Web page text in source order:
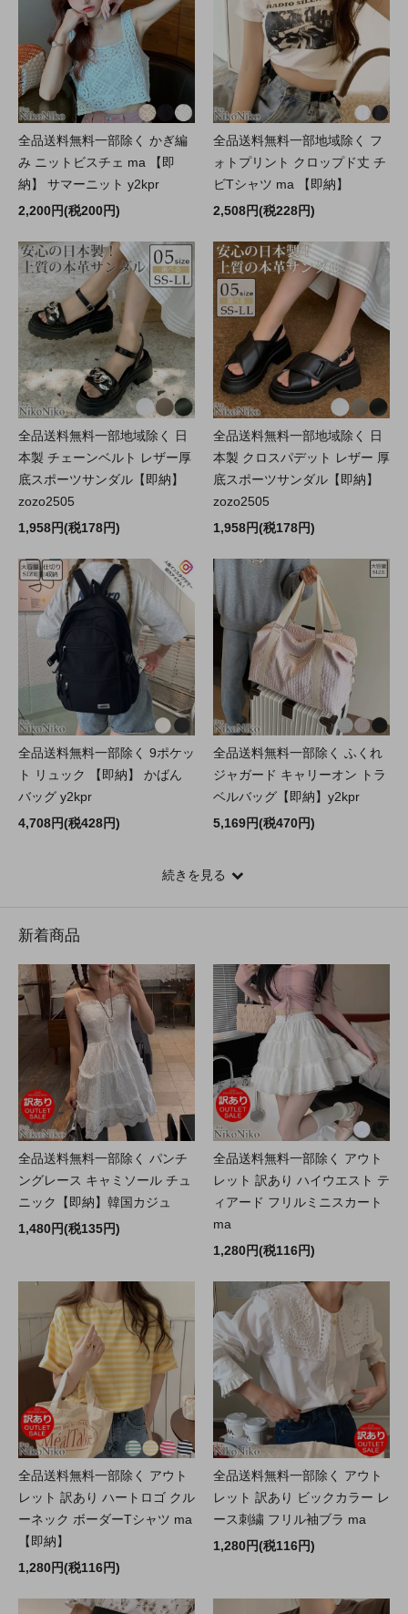
全品送料無料一部除く かぎ編
み ニットビスチェ ma 【即
納】 サマーニット y2kpr
2,200円(税200円)
全品送料無料一部地域除く フ
ォトプリント クロップド丈 チ
ビTシャツ ma 【即納】
2,508円(税228円)
全品送料無料一部地域除く 日
本製 チェーンベルト レザー厚
底スポーツサンダル【即納】
zozo2505
1,958円(税178円)
全品送料無料一部地域除く 日
本製 クロスパデット レザー 厚
底スポーツサンダル【即納】
zozo2505
1,958円(税178円)
全品送料無料一部除く 9ポケッ
ト リュック 【即納】 かばん
バッグ y2kpr
4,708円(税428円)
全品送料無料一部除く ふくれ
ジャガード キャリーオン トラ
ベルバッグ【即納】y2kpr
5,169円(税470円)
続きを見る
新着商品
全品送料無料一部除く パンチ
ングレース キャミソール チュ
ニック【即納】韓国カジュ
1,480円(税135円)
全品送料無料一部除く アウト
レット 訳あり ハイウエスト テ
ィアード フリルミニスカート
ma
1,280円(税116円)
全品送料無料一部除く アウト
レット 訳あり ハートロゴ クル
ーネック ボーダーTシャツ ma
【即納】
1,280円(税116円)
全品送料無料一部除く アウト
レット 訳あり ビックカラー レ
ース刺繍 フリル袖ブラ ma
1,280円(税116円)